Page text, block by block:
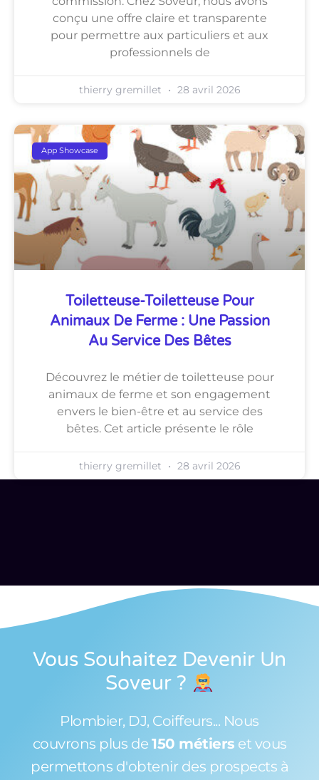
conçu une offre claire et transparente
pour permettre aux particuliers et aux
professionnels de
thierry gremillet 28 avril 2026
App Showcase
Toiletteuse-Toiletteuse Pour
Animaux De Ferme : Une Passion
Au Service Des Bêtes
Découvrez le métier de toiletteuse pour
animaux de ferme et son engagement
envers le bien-être et au service des
bêtes. Cet article présente le rôle
thierry gremillet 28 avril 2026
Vous Souhaitez Devenir Un
Soveur ?
Plombier, DJ, Coiffeurs... Nous
couvrons plus de 150 métiers et vous
permettons d'obtenir des prospects à